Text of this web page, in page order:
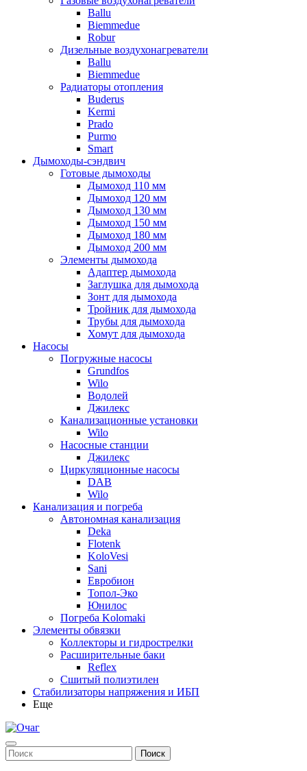
Ballu
Biemmedue
Robur
Дизельные воздухонагреватели
Ballu
Biemmedue
Радиаторы отопления
Buderus
Kermi
Prado
Purmo
Smart
Дымоходы-сэндвич
Готовые дымоходы
Дымоход 110 мм
Дымоход 120 мм
Дымоход 130 мм
Дымоход 150 мм
Дымоход 180 мм
Дымоход 200 мм
Элементы дымохода
Адаптер дымохода
Заглушка для дымохода
Зонт для дымохода
Тройник для дымохода
Трубы для дымохода
Хомут для дымохода
Насосы
Погружные насосы
Grundfos
Wilo
Водолей
Джилекс
Канализационные установки
Wilo
Насосные станции
Джилекс
Циркуляционные насосы
DAB
Wilo
Канализация и погреба
Автономная канализация
Deka
Flotenk
KoloVesi
Sani
Евробион
Топол-Эко
Юнилос
Погреба Kolomaki
Элементы обвязки
Коллекторы и гидрострелки
Расширительные баки
Reflex
Сшитый полиэтилен
Стабилизаторы напряжения и ИБП
Еще